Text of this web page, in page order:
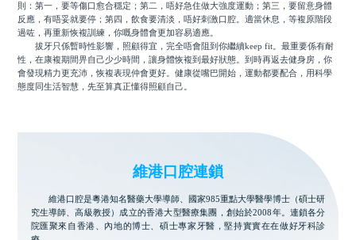
則：第一，要等傷口愈合穩定；第二，唔好急住做大強度運動；第三，要留意身體
反應，有唔妥就要停；第四，飲食要清淡，唔好刺激口腔。適當休息，等複原階段
過咗，再重新恢複訓練，你嘅身體會更加容易適應。
拔牙只係暫時性影響，照顧得宜，完全唔會阻到你繼續keep fit。最重要係有耐
性，在康複期間畀自己少少時間，讓身體恢複到最好狀態。到時再返去健身房，你
會發現精力更充沛，恢複表現仲會更好。健康從嘴巴開始，運動都要配合，用科學
態度同生活智慧，先至算真正懂得照顧自己。
維港口腔連鎖
維港口腔是粵港知名醫藥大學導師、國家985重點大學醫學博士（碩士研
究生導師、高級教授）成立的香港大型醫療集團，創始於2008年。連鎖各分
院匯聚來自香港、內地的博士、碩士專家牙醫，堅持實實在在做好牙科診